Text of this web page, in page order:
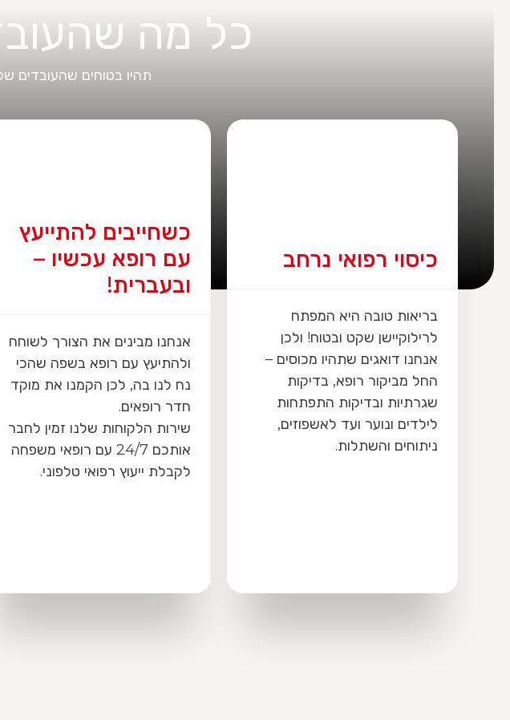
כל מה
תהיו בטוחים שהעובדים
עם רופא עכשיו –
אנחנו מבינים את הצורך לשוחח
ולהתיעץ עם רופא בשפה שהכי
נח לנו בה, לכן הקמנו את מוקד
חדר רופאים.
שירות הלקוחות שלנו זמין לחבר
אותכם 24/7 עם רופאי משפחה
מוקד שירות בעברית
ובאנגלית 24/7
למימוש הזכויות שלכם במסגרת
תוכנית הביטוח, כי תמיד קל יותר
לתקשר בעברית ובפרט בכל
הנוגע לאירוע רפואי.